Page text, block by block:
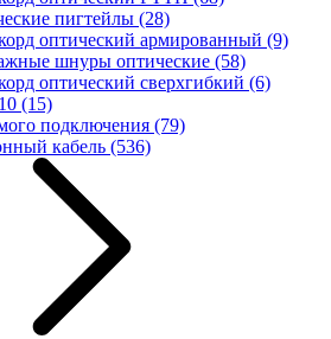
пигтейлы (28)
оптический армированный (9)
шнуры оптические (58)
оптический сверхгибкий (6)
(15)
подключения (79)
кабель (536)